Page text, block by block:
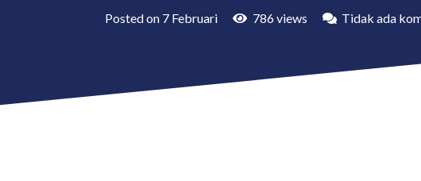
Posted on 7 Februari 786views Tidak ada